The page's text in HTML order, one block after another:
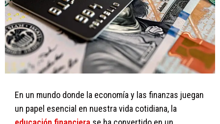
En un mundo donde la economía y las finanzas juegan
un papel esencial en nuestra vida cotidiana, la